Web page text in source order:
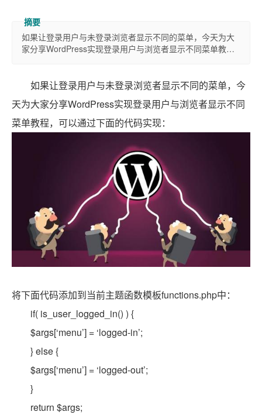
如果让登录用户与未登录浏览者显示不同的菜单，今天为大
家分享WordPress实现登录用户与浏览者显示不同菜单教…
如果让登录用户与未登录浏览者显示不同的菜单，今
天为大家分享WordPress实现登录用户与浏览者显示不同
菜单教程，可以通过下面的代码实现：
将下面代码添加到当前主题函数模板functions.php中：
if( is_user_logged_in() ) {
$args[‘menu’] = ‘logged-in’;
} else {
$args[‘menu’] = ‘logged-out’;
}
return $args;